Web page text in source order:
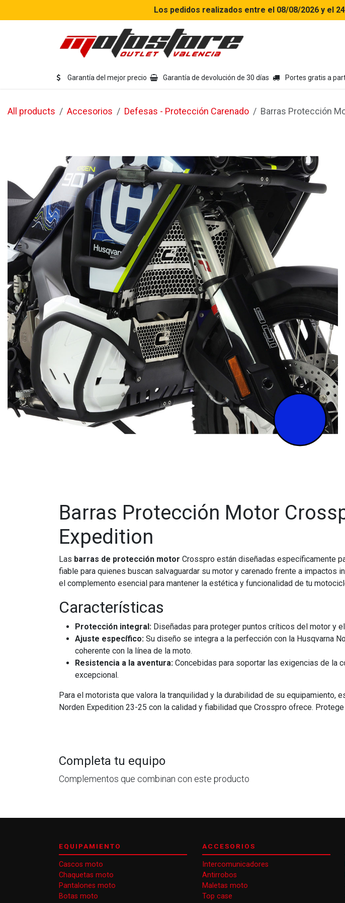
Los pedidos realizados entre el 08/08/2026 y el
Equipamiento moto
Garantía del mejor precio Garantía de devolución de 30 días Portes gratis a
All products Accesorios Defesas - Protección Carenado Barras Protección
Barras Protección Motor
Expedition
Las barras de protección motor Crosspro están diseñadas específicamente
fiable para quienes buscan salvaguardar su motor y carenado frente a
el complemento esencial para mantener la estética y funcionalidad de tu
Características
Protección integral: Diseñadas para proteger puntos críticos del motor y
Ajuste específico: Su diseño se integra a la perfección con la Husqvarna
coherente con la línea de la moto.
Resistencia a la aventura: Concebidas para soportar las exigencias de la
excepcional.
Para el motorista que valora la tranquilidad y la durabilidad de su
Norden Expedition 23-25 con la calidad y fiabilidad que Crosspro ofrece.
Completa tu equipo
Complementos que combinan con este producto
EQUIPAMIENTO
Cascos moto
Chaquetas moto
Pantalones moto
Botas moto
ACCESORIOS
Intercomunicadores
Antirrobos
Maletas moto
Top case